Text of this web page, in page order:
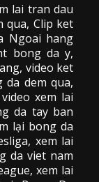
lai tran dau
qua, Clip ket
Ngoai hang
bong da y,
, video ket
dem qua,
video xem lai
da tay ban
lại bong da
xem lai
da viet nam
xem lai